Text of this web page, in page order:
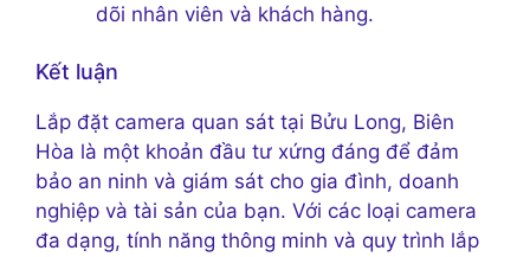
dõi nhân viên và khách hàng.
Kết luận
Lắp đặt camera quan sát tại Bửu Long, Biên
Hòa là một khoản đầu tư xứng đáng để đảm
bảo an ninh và giám sát cho gia đình, doanh
nghiệp và tài sản của bạn. Với các loại camera
đa dạng, tính năng thông minh và quy trình lắp